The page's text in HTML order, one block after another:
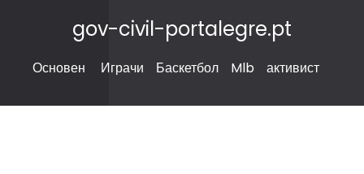
gov-civil-portalegre.pt
Основен Играчи Баскетбол Mlb активист